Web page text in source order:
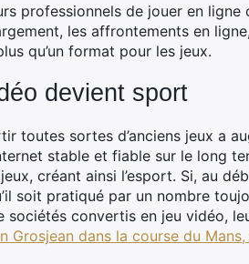
professionnels de jouer en ligne
les affrontements en
qu’un format pour les jeux.
devient sport
toutes sortes d’anciens jeux a
stable et fiable sur le long
créant ainsi l’esport. Si, au
soit pratiqué par un nombre
sociétés convertis en jeu vidéo,
Grosjean dans la course du